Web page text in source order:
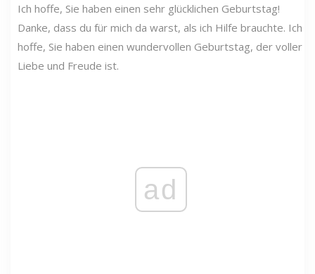
Ich hoffe, Sie haben einen sehr glücklichen Geburtstag!
Danke, dass du für mich da warst, als ich Hilfe brauchte. Ich
hoffe, Sie haben einen wundervollen Geburtstag, der voller
Liebe und Freude ist.
ad